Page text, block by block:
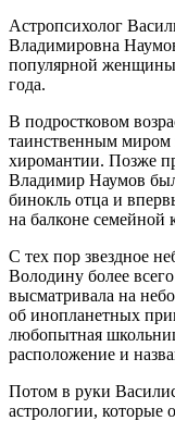
Астропсихолог
Владимировна
популярной женщины
года.
В подростковом
таинственным миром
хиромантии. Позже
Владимир Наумов
бинокль отца и
на балконе
С тех пор звездное
Володину более
высматривала на
об инопланетных
любопытная
расположение и
Потом в руки
астрологии, которые